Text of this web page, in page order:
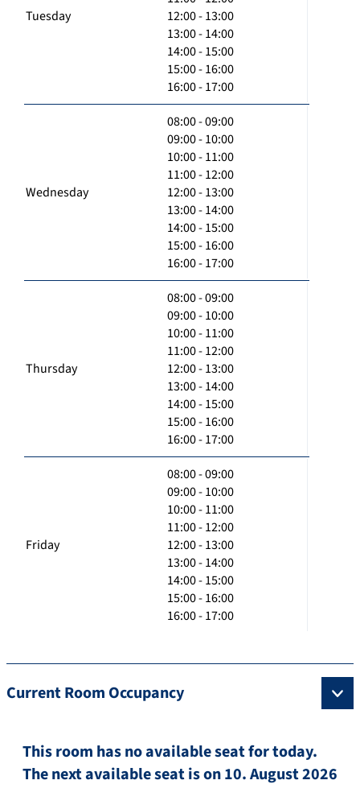
Tuesday
12:00 - 13:00
13:00 - 14:00
14:00 - 15:00
15:00 - 16:00
16:00 - 17:00
Wednesday
08:00 - 09:00
09:00 - 10:00
10:00 - 11:00
11:00 - 12:00
12:00 - 13:00
13:00 - 14:00
14:00 - 15:00
15:00 - 16:00
16:00 - 17:00
Thursday
08:00 - 09:00
09:00 - 10:00
10:00 - 11:00
11:00 - 12:00
12:00 - 13:00
13:00 - 14:00
14:00 - 15:00
15:00 - 16:00
16:00 - 17:00
Friday
08:00 - 09:00
09:00 - 10:00
10:00 - 11:00
11:00 - 12:00
12:00 - 13:00
13:00 - 14:00
14:00 - 15:00
15:00 - 16:00
16:00 - 17:00
Current Room Occupancy
This room has no available seat for today.
The next available seat is on 10. August 2026